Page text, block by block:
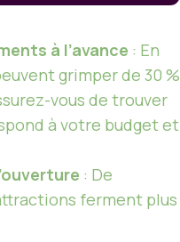
à l’avance : En
grimper de 30 %
vous de trouver
à votre budget et
: De
ferment plus